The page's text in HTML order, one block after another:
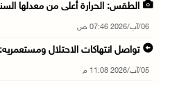
الطقس: الحرارة أعلى من معدلها
06/آب/2026 07:46 ص
تواصل انتهاكات الاحتلال
05/آب/2026 11:08 م